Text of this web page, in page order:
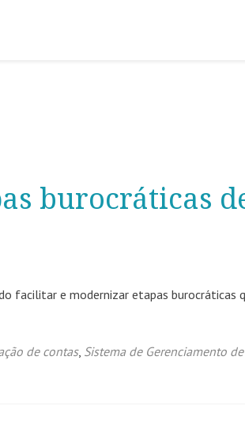
burocráticas
facilitar e modernizar etapas burocráticas
de contas, Sistema de Gerenciamento de